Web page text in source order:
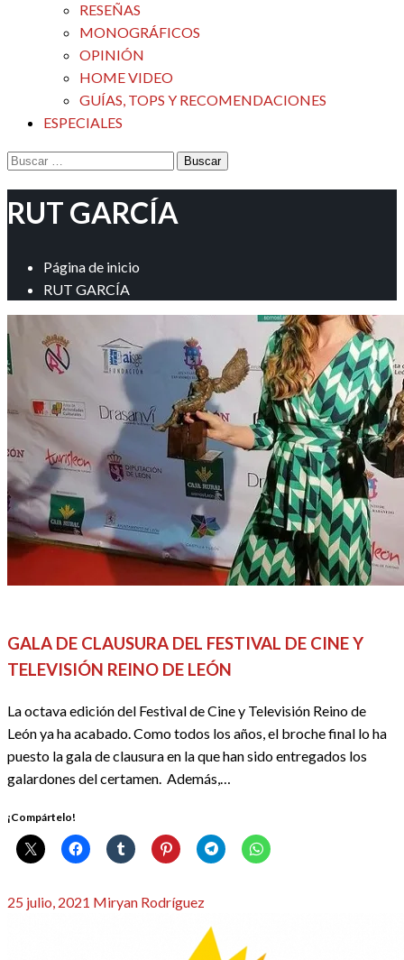
RESEÑAS
MONOGRÁFICOS
OPINIÓN
HOME VIDEO
GUÍAS, TOPS Y RECOMENDACIONES
ESPECIALES
Buscar:
RUT GARCÍA
Página de inicio
RUT GARCÍA
GALA DE CLAUSURA DEL FESTIVAL DE CINE Y
TELEVISIÓN REINO DE LEÓN
La octava edición del Festival de Cine y Televisión Reino de
León ya ha acabado. Como todos los años, el broche final lo ha
puesto la gala de clausura en la que han sido entregados los
galardones del certamen. Además,…
¡Compártelo!
Publicado
25 julio, 2021 Miryan Rodríguez